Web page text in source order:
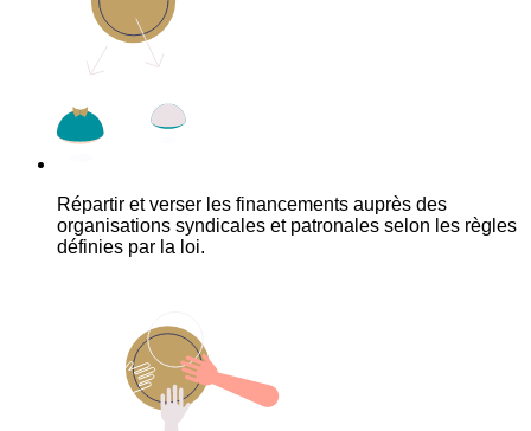
Répartir et verser les financements auprès des
organisations syndicales et patronales selon les règles
définies par la loi.